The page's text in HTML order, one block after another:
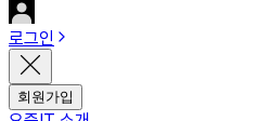
로그인
회원가입